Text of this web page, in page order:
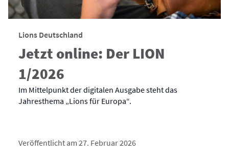
Lions Deutschland
Jetzt online: Der LION
1/2026
Im Mittelpunkt der digitalen Ausgabe steht das
Jahresthema „Lions für Europa“.
Veröffentlicht am 27. Februar 2026